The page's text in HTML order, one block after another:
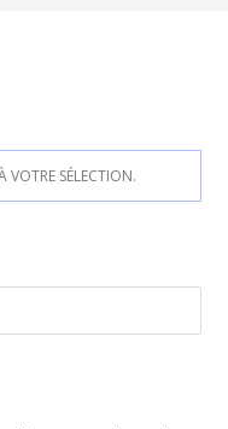
SÉLECTION.